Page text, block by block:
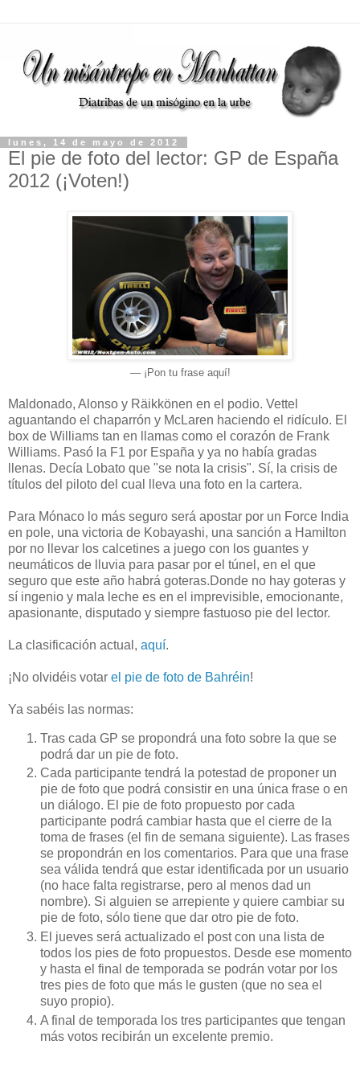
lunes, 14 de mayo de 2012
El pie de foto del lector: GP de España
2012 (¡Voten!)
— ¡Pon tu frase aquí!
Maldonado, Alonso y Räikkönen en el podio. Vettel
aguantando el chaparrón y McLaren haciendo el ridículo. El
box de Williams tan en llamas como el corazón de Frank
Williams. Pasó la F1 por España y ya no había gradas
llenas. Decía Lobato que "se nota la crisis". Sí, la crisis de
títulos del piloto del cual lleva una foto en la cartera.
Para Mónaco lo más seguro será apostar por un Force India
en pole, una victoria de Kobayashi, una sanción a Hamilton
por no llevar los calcetines a juego con los guantes y
neumáticos de lluvia para pasar por el túnel, en el que
seguro que este año habrá goteras.Donde no hay goteras y
sí ingenio y mala leche es en el imprevisible, emocionante,
apasionante, disputado y siempre fastuoso pie del lector.
La clasificación actual, aquí.
¡No olvidéis votar el pie de foto de Bahréin!
Ya sabéis las normas:
Tras cada GP se propondrá una foto sobre la que se
podrá dar un pie de foto.
Cada participante tendrá la potestad de proponer un
pie de foto que podrá consistir en una única frase o en
un diálogo. El pie de foto propuesto por cada
participante podrá cambiar hasta que el cierre de la
toma de frases (el fin de semana siguiente). Las frases
se propondrán en los comentarios. Para que una frase
sea válida tendrá que estar identificada por un usuario
(no hace falta registrarse, pero al menos dad un
nombre). Si alguien se arrepiente y quiere cambiar su
pie de foto, sólo tiene que dar otro pie de foto.
El jueves será actualizado el post con una lista de
todos los pies de foto propuestos. Desde ese momento
y hasta el final de temporada se podrán votar por los
tres pies de foto que más le gusten (que no sea el
suyo propio).
A final de temporada los tres participantes que tengan
más votos recibirán un excelente premio.